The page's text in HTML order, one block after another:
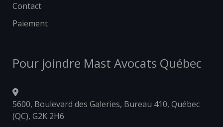
Contact
Paiement
Pour joindre Mast Avocats Québec
5600, Boulevard des Galeries, Bureau 410, Québec
(QC), G2K 2H6